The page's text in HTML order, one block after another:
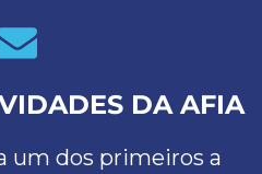
DA AFIA
um dos primeiros a